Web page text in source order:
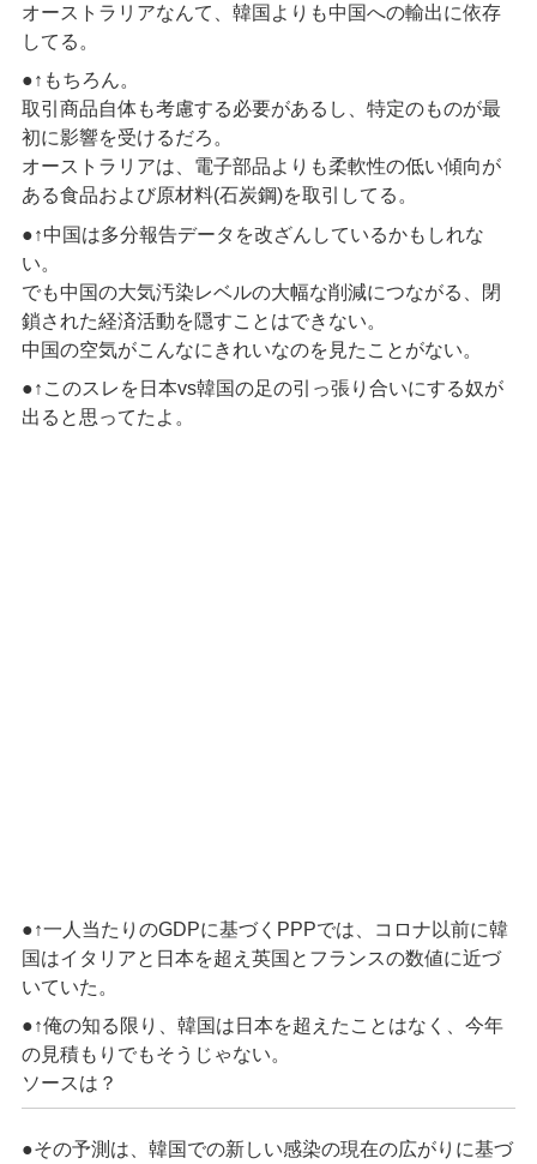
オーストラリアなんて、韓国よりも中国への輸出に依存
してる。
●↑もちろん。
取引商品自体も考慮する必要があるし、特定のものが最
初に影響を受けるだろ。
オーストラリアは、電子部品よりも柔軟性の低い傾向が
ある食品および原材料(石炭鋼)を取引してる。
●↑中国は多分報告データを改ざんしているかもしれな
い。
でも中国の大気汚染レベルの大幅な削減につながる、閉
鎖された経済活動を隠すことはできない。
中国の空気がこんなにきれいなのを見たことがない。
●↑このスレを日本vs韓国の足の引っ張り合いにする奴が
出ると思ってたよ。
●↑一人当たりのGDPに基づくPPPでは、コロナ以前に韓
国はイタリアと日本を超え英国とフランスの数値に近づ
いていた。
●↑俺の知る限り、韓国は日本を超えたことはなく、今年
の見積もりでもそうじゃない。
ソースは？
●その予測は、韓国での新しい感染の現在の広がりに基づ